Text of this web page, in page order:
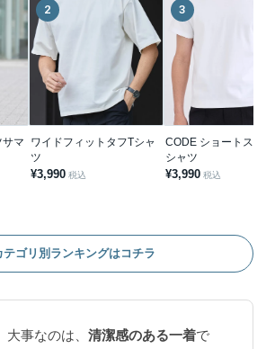
マ
2
ワイドフィットタフTシャ
ツ
¥3,990 税込
3
CODE ショートスリ
シャツ
¥3,990 税込
テゴリ別ランキングはコチラ
大事なのは、清潔感のある一着で